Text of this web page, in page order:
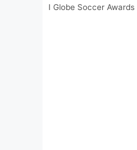
I Globe Soccer Awards